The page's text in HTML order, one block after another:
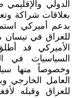
الدولي
بعلاقات شراكة
بدعم أميركي
الأميركي قد
السياسيات في
وخصوصاً منها
العامل الخارجي
للعراق وقبله